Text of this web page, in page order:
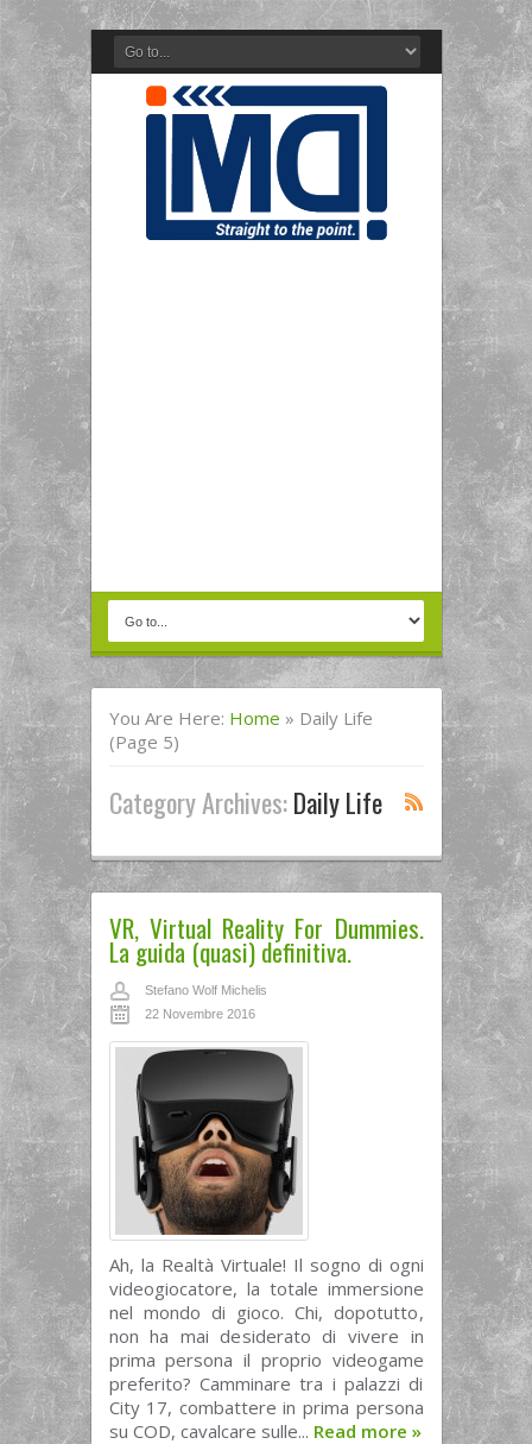
You Are Here: Home » Daily Life
(Page 5)
Category Archives:Daily Life
VR, Virtual Reality For Dummies.
La guida (quasi) definitiva.
Stefano Wolf Michelis
22 Novembre 2016
Ah, la Realtà Virtuale! Il sogno di ogni
videogiocatore, la totale immersione
nel mondo di gioco. Chi, dopotutto,
non ha mai desiderato di vivere in
prima persona il proprio videogame
preferito? Camminare tra i palazzi di
City 17, combattere in prima persona
su COD, cavalcare sulle... Read more »